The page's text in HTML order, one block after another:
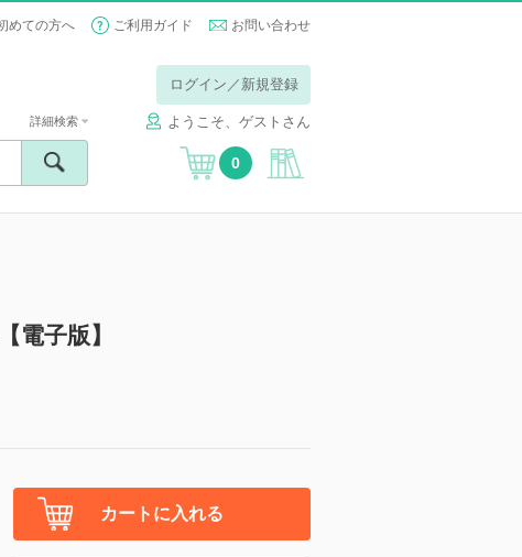
めての方へ ご利用ガイド お問い合わせ
ログイン／新規登録
ようこそ、ゲストさん
詳細検索
0
電子版】
カートに入れる